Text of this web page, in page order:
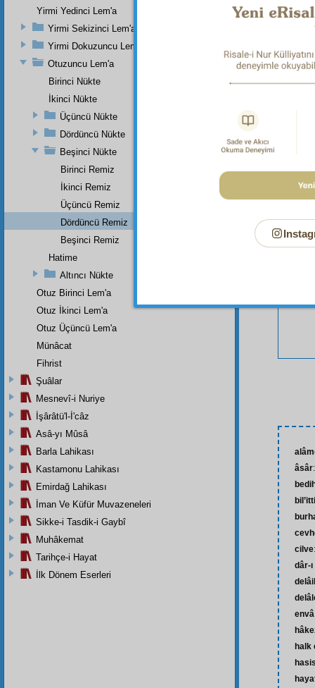
âsâr
cilve
dâr-
delâil
envâ
halk
Yirmi Yedinci Lem'a
Yirmi Sekizinci Lem'a
Yirmi Dokuzuncu Lem'a
Otuzuncu Lem'a
Birinci Nükte
İkinci Nükte
Üçüncü Nükte
Dördüncü Nükte
Beşinci Nükte
Birinci Remiz
İkinci Remiz
Üçüncü Remiz
Dördüncü Remiz
Beşinci Remiz
Hatime
Altıncı Nükte
Otuz Birinci Lem'a
Otuz İkinci Lem'a
Otuz Üçüncü Lem'a
Münâcat
Fihrist
Şuâlar
Mesnevî-i Nuriye
İşârâtü'l-İ'câz
Asâ-yı Mûsâ
Barla Lahikası
Kastamonu Lahikası
Emirdağ Lahikası
İman Ve Küfür Muvazeneleri
Sikke-i Tasdik-i Gaybî
Muhâkemat
Tarihçe-i Hayat
İlk Dönem Eserleri